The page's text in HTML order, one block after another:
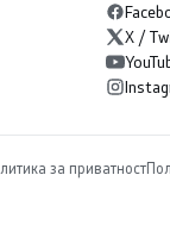
X /
за приватност